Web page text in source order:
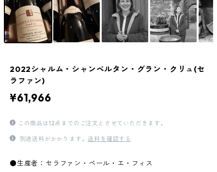
2022シャルム・シャンベルタン・グラン・クリュ(セ
ラファン)
¥61,966
この商品は12点までのご注文とさせていただきます。
別途送料がかかります。送料を確認する
●生産者：セラファン・ペール・エ・フィス